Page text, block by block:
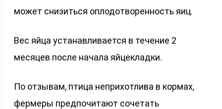
может снизиться оплодотворенность яиц.
Вес яйца устанавливается в течение 2
месяцев после начала яйцекладки.
По отзывам, птица неприхотлива в кормах,
фермеры предпочитают сочетать